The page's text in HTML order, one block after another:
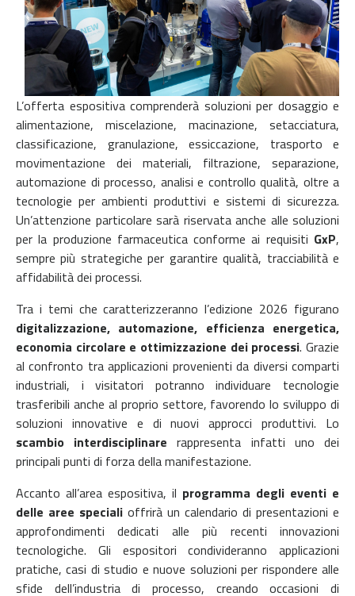
L’offerta espositiva comprenderà soluzioni per dosaggio e
alimentazione, miscelazione, macinazione, setacciatura,
classificazione, granulazione, essiccazione, trasporto e
movimentazione dei materiali, filtrazione, separazione,
automazione di processo, analisi e controllo qualità, oltre a
tecnologie per ambienti produttivi e sistemi di sicurezza.
Un’attenzione particolare sarà riservata anche alle soluzioni
per la produzione farmaceutica conforme ai requisiti GxP,
sempre più strategiche per garantire qualità, tracciabilità e
affidabilità dei processi.
Tra i temi che caratterizzeranno l’edizione 2026 figurano
digitalizzazione, automazione, efficienza energetica,
economia circolare e ottimizzazione dei processi. Grazie
al confronto tra applicazioni provenienti da diversi comparti
industriali, i visitatori potranno individuare tecnologie
trasferibili anche al proprio settore, favorendo lo sviluppo di
soluzioni innovative e di nuovi approcci produttivi. Lo
scambio interdisciplinare rappresenta infatti uno dei
principali punti di forza della manifestazione.
Accanto all’area espositiva, il programma degli eventi e
delle aree speciali offrirà un calendario di presentazioni e
approfondimenti dedicati alle più recenti innovazioni
tecnologiche. Gli espositori condivideranno applicazioni
pratiche, casi di studio e nuove soluzioni per rispondere alle
sfide dell’industria di processo, creando occasioni di